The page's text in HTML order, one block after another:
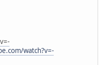
watch?v=-